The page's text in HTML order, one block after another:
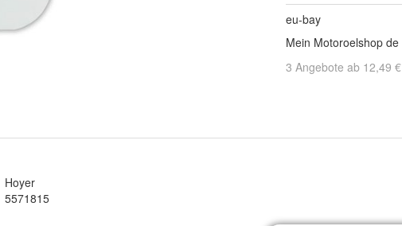
eu-bay
Mein Motoroelshop de
3 Angebote ab 12,49 €
Hoyer
5571815